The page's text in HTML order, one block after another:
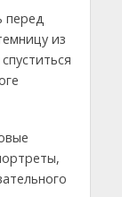
перед
из